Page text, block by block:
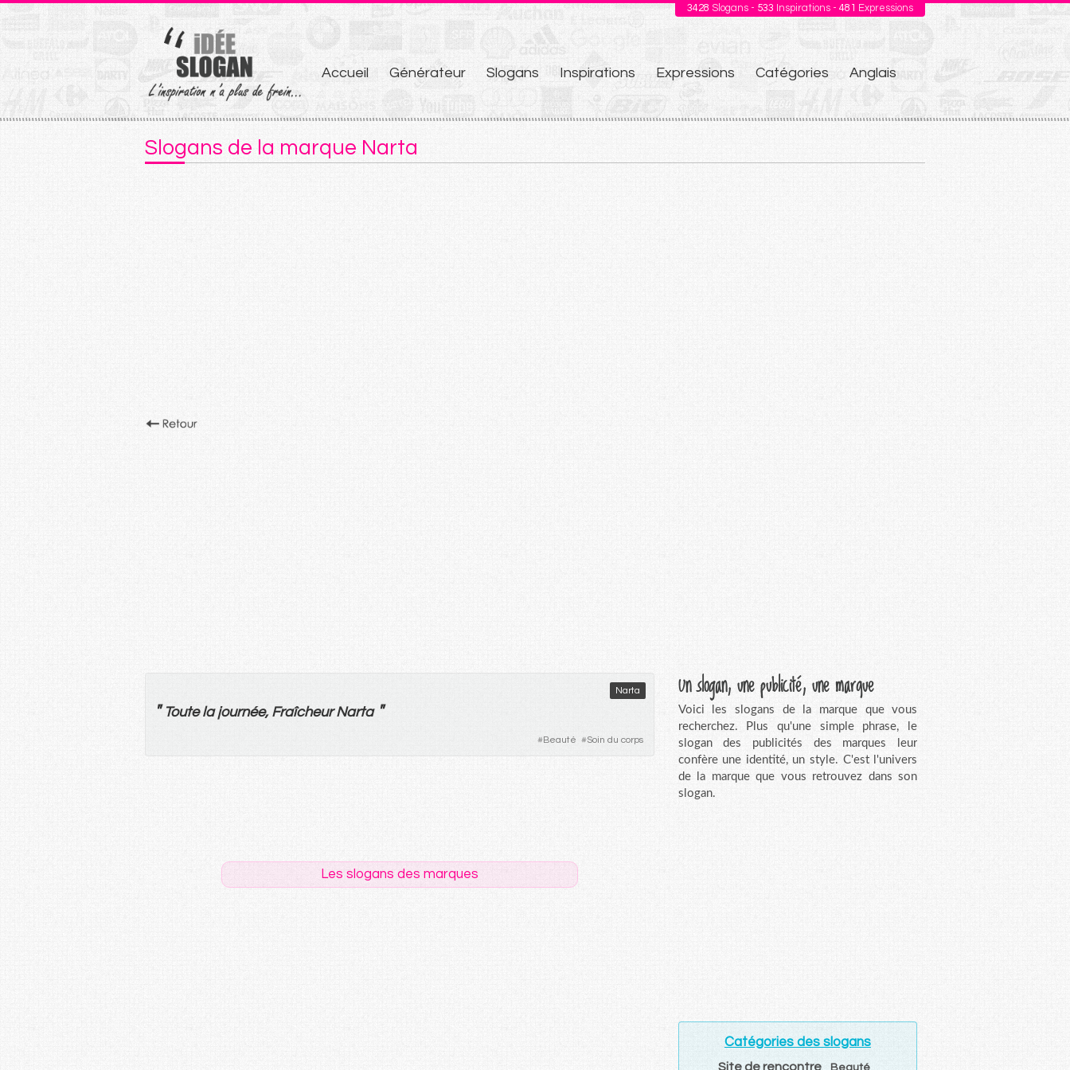
3428 Slogans - 533 Inspirations - 481 Expressions
Aller
au
contenu
Accueil Générateur Slogans Inspirations Expressions Catégories Anglais
Slogans de la marque Narta
Narta
" Toute la journée, FraîcheurNarta "
#Beauté #Soin du corps
Les slogans des marques
Un slogan, une publicité, une marque
Voici les slogans de la marque que vous
recherchez. Plus qu'une simple phrase, le
slogan des publicités des marques leur
confère une identité, un style. C'est l'univers
de la marque que vous retrouvez dans son
slogan.
Catégories des slogans
Site de rencontre Beauté